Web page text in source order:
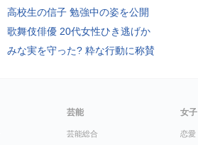
高校生の信子 勉強中の姿を公開
歌舞伎俳優 20代女性ひき逃げか
みな実を守った? 粋な行動に称賛
芸能
芸能総合
女子
恋愛